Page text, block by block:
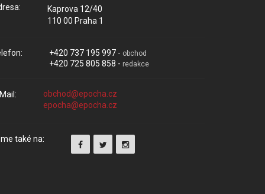
Kaprova 12/40
110 00 Praha 1
+420 737 195 997 - obchod
+420 725 805 858 - redakce
také na: